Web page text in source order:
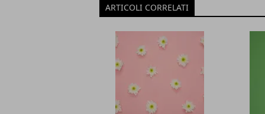
ARTICOLI CORRELATI